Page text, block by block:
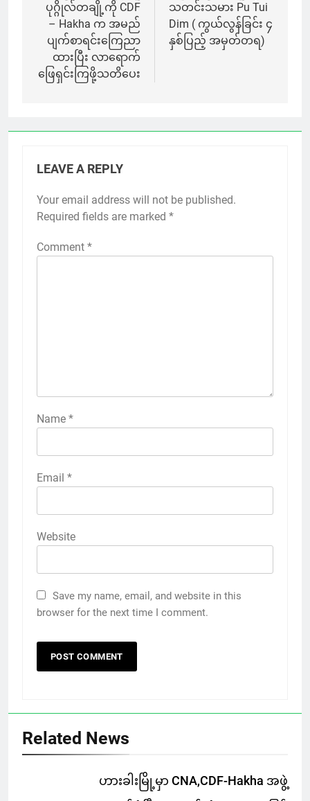
ပုဂ္ဂိုလ်တချို့ကို CDF
– Hakha က အမည်
ပျက်စာရင်းကြေညာ
ထားပြီး လာရောက်
ဖြေရှင်းကြဖို့သတိပေး
သတင်းသမား Pu Tui
Dim ( ကွယ်လွန်ခြင်း ၄
နှစ်ပြည့် အမှတ်တရ)
LEAVE A REPLY
Your email address will not be published.
Required fields are marked *
Comment *
Name *
Email *
Website
Save my name, email, and website in this
browser for the next time I comment.
Related News
ဟားခါးမြို့မှာ CNA,CDF-Hakha အဖွဲ့